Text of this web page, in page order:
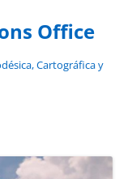
Office
Cartográfica y